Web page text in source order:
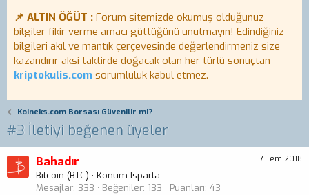
📌 ALTIN ÖĞÜT : Forum sitemizde okumuş olduğunuz
bilgiler fikir verme amacı güttüğünü unutmayın! Edindiğiniz
bilgileri akıl ve mantık çerçevesinde değerlendirmeniz size
kazandırır aksi taktirde doğacak olan her türlü sonuçtan
kriptokulis.com sorumluluk kabul etmez.
Koineks.com Borsası Güvenilir mi?
#3 İletiyi beğenen üyeler
7 Tem 2018
Bahadır
Bitcoin (BTC) · Konum Isparta
Mesajlar 333 Beğeniler 133 Puanları 43